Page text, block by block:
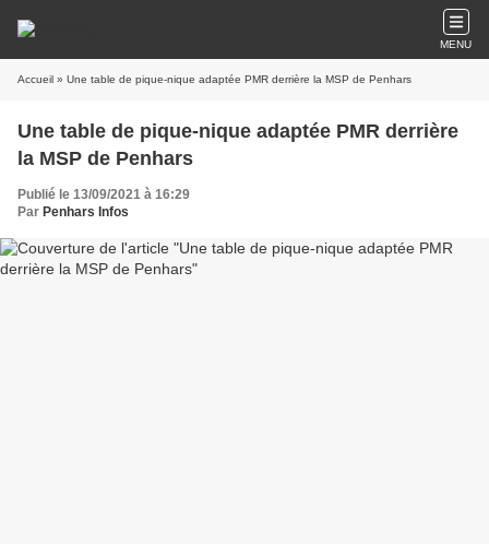
MENU
Accueil » Une table de pique-nique adaptée PMR derrière la MSP de Penhars
Une table de pique-nique adaptée PMR derrière
la MSP de Penhars
Publié le 13/09/2021 à 16:29
Par Penhars Infos